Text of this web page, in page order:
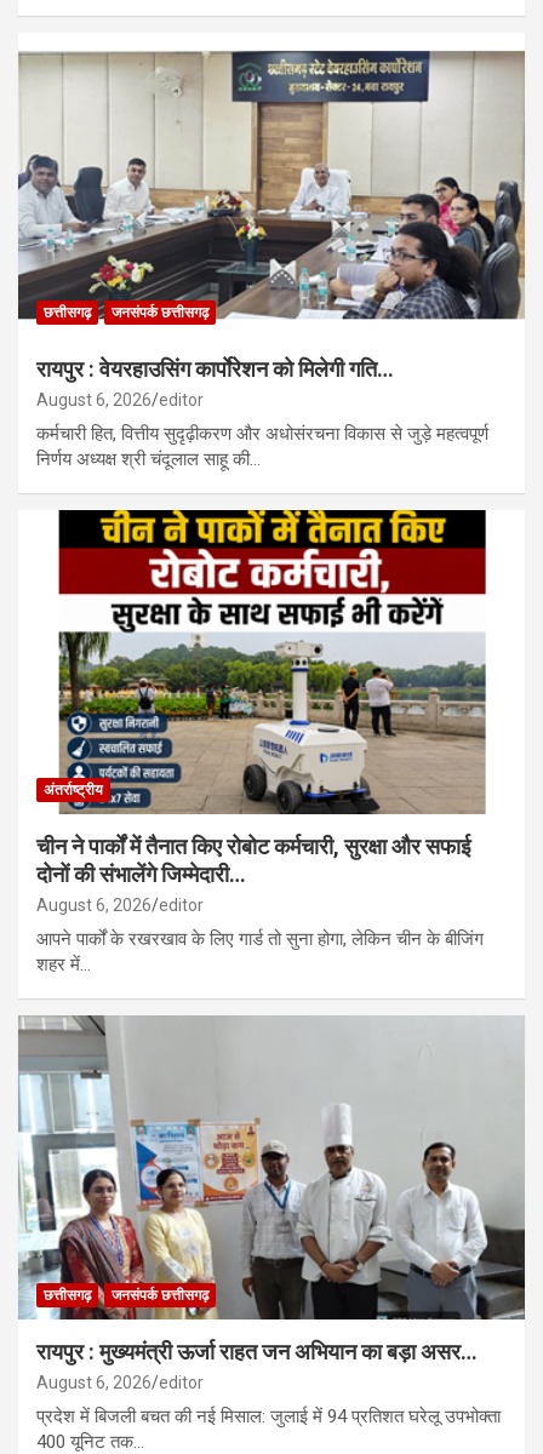
छत्तीसगढ़ जनसंपर्क छत्तीसगढ़
रायपुर : वेयरहाउसिंग कार्पाेरेशन को मिलेगी गति…
August 6, 2026 editor
कर्मचारी हित, वित्तीय सुदृढ़ीकरण और अधोसंरचना विकास से जुड़े महत्वपूर्ण
निर्णय अध्यक्ष श्री चंदूलाल साहू की…
अंतर्राष्ट्रीय
चीन ने पार्कों में तैनात किए रोबोट कर्मचारी, सुरक्षा और सफाई
दोनों की संभालेंगे जिम्मेदारी…
August 6, 2026 editor
आपने पार्कों के रखरखाव के लिए गार्ड तो सुना होगा, लेकिन चीन के बीजिंग
शहर में…
छत्तीसगढ़ जनसंपर्क छत्तीसगढ़
रायपुर : मुख्यमंत्री ऊर्जा राहत जन अभियान का बड़ा असर…
August 6, 2026 editor
प्रदेश में बिजली बचत की नई मिसाल: जुलाई में 94 प्रतिशत घरेलू उपभोक्ता
400 यूनिट तक…